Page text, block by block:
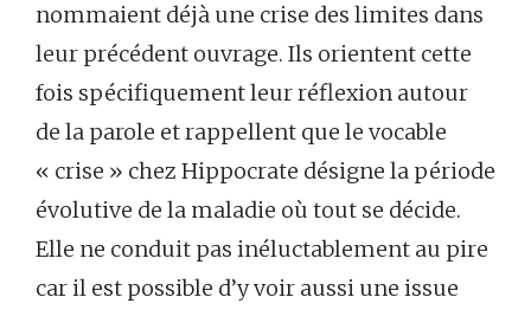
nommaient déjà une crise des limites dans
leur précédent ouvrage. Ils orientent cette
fois spécifiquement leur réflexion autour
de la parole et rappellent que le vocable
« crise » chez Hippocrate désigne la période
évolutive de la maladie où tout se décide.
Elle ne conduit pas inéluctablement au pire
car il est possible d’y voir aussi une issue